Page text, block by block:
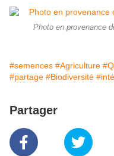
Photo en provenance
#semences #Agriculture
#partage #Biodiversité
Partager